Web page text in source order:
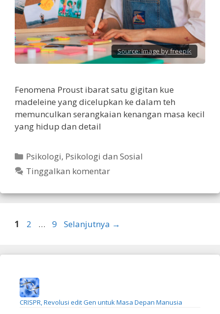
Source:Image by freepik
Fenomena Proust ibarat satu gigitan kue
madeleine yang dicelupkan ke dalam teh
memunculkan serangkaian kenangan masa kecil
yang hidup dan detail
Kategori
Psikologi, Psikologi dan Sosial
Tinggalkan komentar
Halaman
1 Halaman
2 … Halaman
9 Selanjutnya →
CRISPR, Revolusi edit Gen untuk Masa Depan Manusia